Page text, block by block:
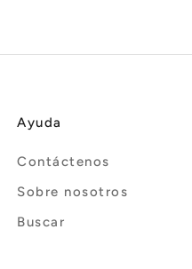
Ayuda
Contáctenos
Sobre nosotros
Buscar